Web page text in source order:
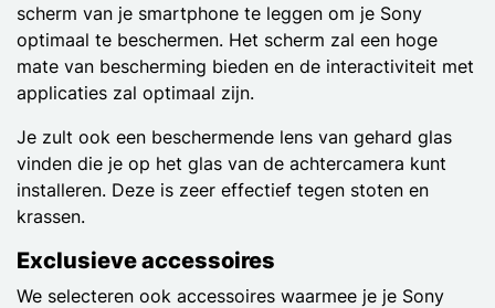
scherm van je smartphone te leggen om je Sony
optimaal te beschermen. Het scherm zal een hoge
mate van bescherming bieden en de interactiviteit met
applicaties zal optimaal zijn.
Je zult ook een beschermende lens van gehard glas
vinden die je op het glas van de achtercamera kunt
installeren. Deze is zeer effectief tegen stoten en
krassen.
Exclusieve accessoires
We selecteren ook accessoires waarmee je je Sony